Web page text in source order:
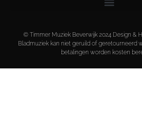
© Timmer Muziek Beverwijk 2024 Design &
Bladmuziek kan niet geruild of geretourneerd
betalingen worden kosten